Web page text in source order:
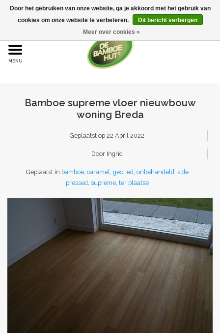
Home
Bamboe vloeren
Contact
Bamboe supreme vloer nieuwbouw
woning Breda
Geplaatst op 22 April 2022
Door Ingrid
Geplaatst in bamboe ,caramel ,geolied ,onbehandeld ,side
pressed ,supreme ,ter plaatse
Door het gebruiken van onze website, ga je akkoord met het gebruik van
cookies om onze website te verbeteren.
Dit bericht verbergen
Meer over cookies »